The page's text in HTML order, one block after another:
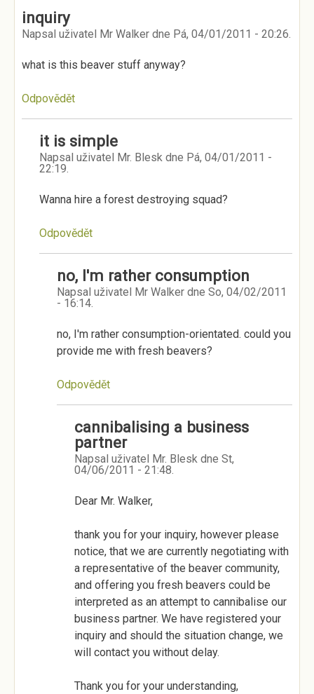
inquiry
Napsal uživatel Mr Walker dne Pá, 04/01/2011 - 20:26.
what is this beaver stuff anyway?
Odpovědět
it is simple
Napsal uživatel Mr. Blesk dne Pá, 04/01/2011 -
22:19.
Wanna hire a forest destroying squad?
Odpovědět
no, I'm rather consumption
Napsal uživatel Mr Walker dne So, 04/02/2011
- 16:14.
no, I'm rather consumption-orientated. could you
provide me with fresh beavers?
Odpovědět
cannibalising a business
partner
Napsal uživatel Mr. Blesk dne St,
04/06/2011 - 21:48.
Dear Mr. Walker,
thank you for your inquiry, however please
notice, that we are currently negotiating with
a representative of the beaver community,
and offering you fresh beavers could be
interpreted as an attempt to cannibalise our
business partner. We have registered your
inquiry and should the situation change, we
will contact you without delay.
Thank you for your understanding,